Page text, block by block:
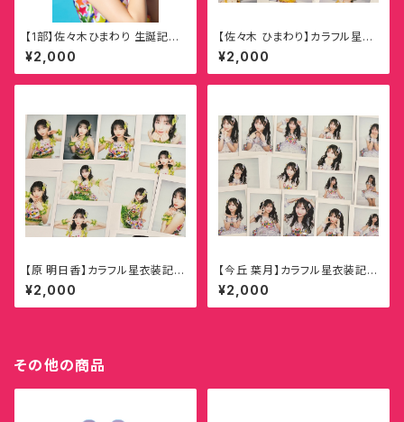
【1部】佐々木ひまわり 生誕記念
オンラインチェキ
¥2,000
【佐々木 ひまわり】カラフル星衣
装記念ランダムチェキ
¥2,000
【原 明日香】カラフル星衣装記念
ランダムチェキ
¥2,000
【今丘 葉月】カラフル星衣装記念
ランダムチェキ
¥2,000
その他の商品